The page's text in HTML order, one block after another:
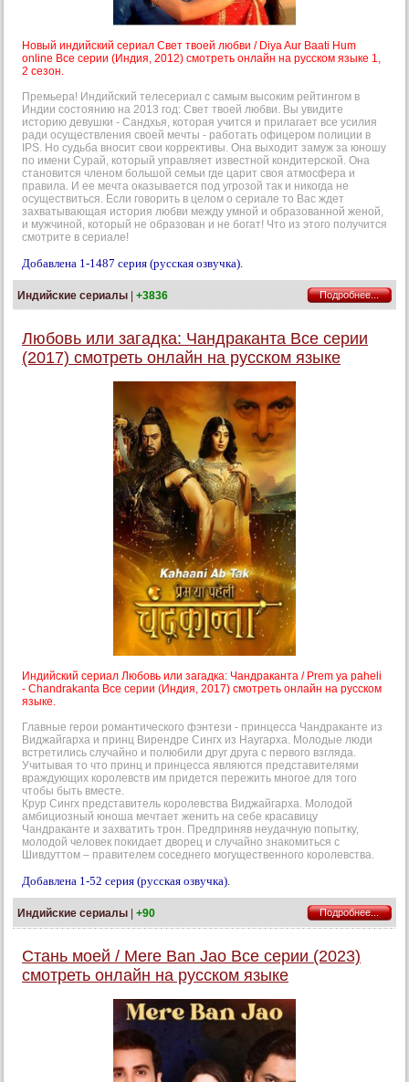
Новый индийский сериал Свет твоей любви / Diya Aur Baati Hum
online Все серии (Индия, 2012) смотреть онлайн на русском языке 1,
2 сезон.
Премьера! Индийский телесериал с самым высоким рейтингом в
Индии состоянию на 2013 год: Свет твоей любви. Вы увидите
историю девушки - Сандхья, которая учится и прилагает все усилия
ради осуществления своей мечты - работать офицером полиции в
IPS. Но судьба вносит свои коррективы. Она выходит замуж за юношу
по имени Сурай, который управляет известной кондитерской. Она
становится членом большой семьи где царит своя атмосфера и
правила. И ее мечта оказывается под угрозой так и никогда не
осуществиться. Если говорить в целом о сериале то Вас ждет
захватывающая история любви между умной и образованной женой,
и мужчиной, который не образован и не богат! Что из этого получится
смотрите в сериале!
Добавлена 1-1487 серия (русская озвучка).
Индийские сериалы +3836 Подробнее...
Любовь или загадка: Чандраканта Все серии
(2017) смотреть онлайн на русском языке
Индийский сериал Любовь или загадка: Чандраканта / Prem ya paheli
- Chandrakanta Все серии (Индия, 2017) смотреть онлайн на русском
языке.
Главные герои романтического фэнтези - принцесса Чандраканте из
Виджайгарха и принц Вирендре Сингх из Наугарха. Молодые люди
встретились случайно и полюбили друг друга с первого взгляда.
Учитывая то что принц и принцесса являются представителями
враждующих королевств им придется пережить многое для того
чтобы быть вместе.
Крур Сингх представитель королевства Виджайгарха. Молодой
амбициозный юноша мечтает женить на себе красавицу
Чандраканте и захватить трон. Предприняв неудачную попытку,
молодой человек покидает дворец и случайно знакомиться с
Шивдуттом – правителем соседнего могущественного королевства.
Добавлена 1-52 серия (русская озвучка).
Индийские сериалы | +90 Подробнее...
Стань моей / Mere Ban Jao Все серии (2023)
смотреть онлайн на русском языке